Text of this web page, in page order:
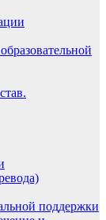
поддержки